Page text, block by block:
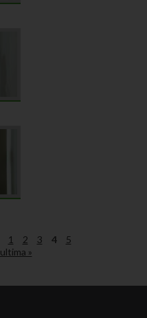
1 2 3 4
5
ultima »